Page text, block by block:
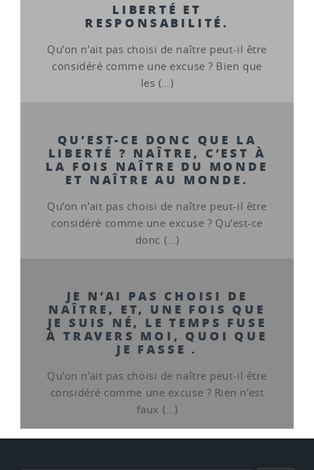
LIBERTÉ ET
RESPONSABILITÉ.
Qu’on n’ait pas choisi de naître peut-il être
considéré comme une excuse ? Bien que
les (…)
QU’EST-CE DONC QUE LA
LIBERTÉ ? NAÎTRE, C’EST À
LA FOIS NAÎTRE DU MONDE
ET NAÎTRE AU MONDE.
Qu’on n’ait pas choisi de naître peut-il être
considéré comme une excuse ? Qu’est-ce
donc (…)
JE N’AI PAS CHOISI DE
NAÎTRE, ET, UNE FOIS QUE
JE SUIS NÉ, LE TEMPS FUSE
À TRAVERS MOI, QUOI QUE
JE FASSE .
Qu’on n’ait pas choisi de naître peut-il être
considéré comme une excuse ? Rien n’est
faux (…)